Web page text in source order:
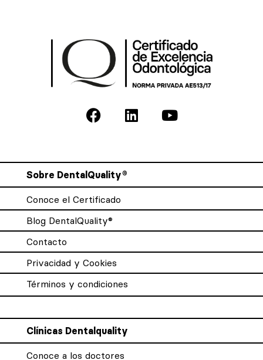
Sobre DentalQuality®
Conoce el Certificado
Blog DentalQuality®
Contacto
Privacidad y Cookies
Términos y condiciones
Clínicas Dentalquality
Conoce a los doctores